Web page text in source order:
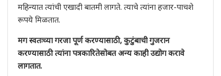
महिन्यात त्यांची एखादी बातमी लागते. त्याचे त्यांना हजार-पाचशे
रूपये मिळतात.
मग स्वतःच्या गरजा पूर्ण करण्यासाठी, कुटुंबाची गुजरान
करण्यासाठी त्यांना पत्रकारितेसोबत अन्य काही उद्योग करावे
लागतात.